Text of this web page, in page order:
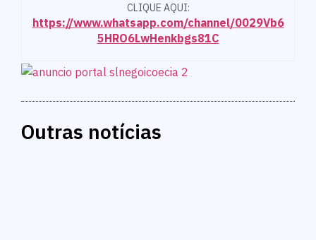
CLIQUE AQUI:
https://www.whatsapp.com/channel/0029Vb6
5HRO6LwHenkbgs81C
Outras notícias